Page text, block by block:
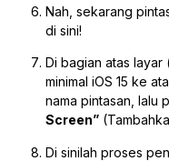
Nah, sekarang
di sini!
Di bagian atas layar
minimal iOS 15 ke
nama pintasan, lalu
Screen”
Di sinilah proses